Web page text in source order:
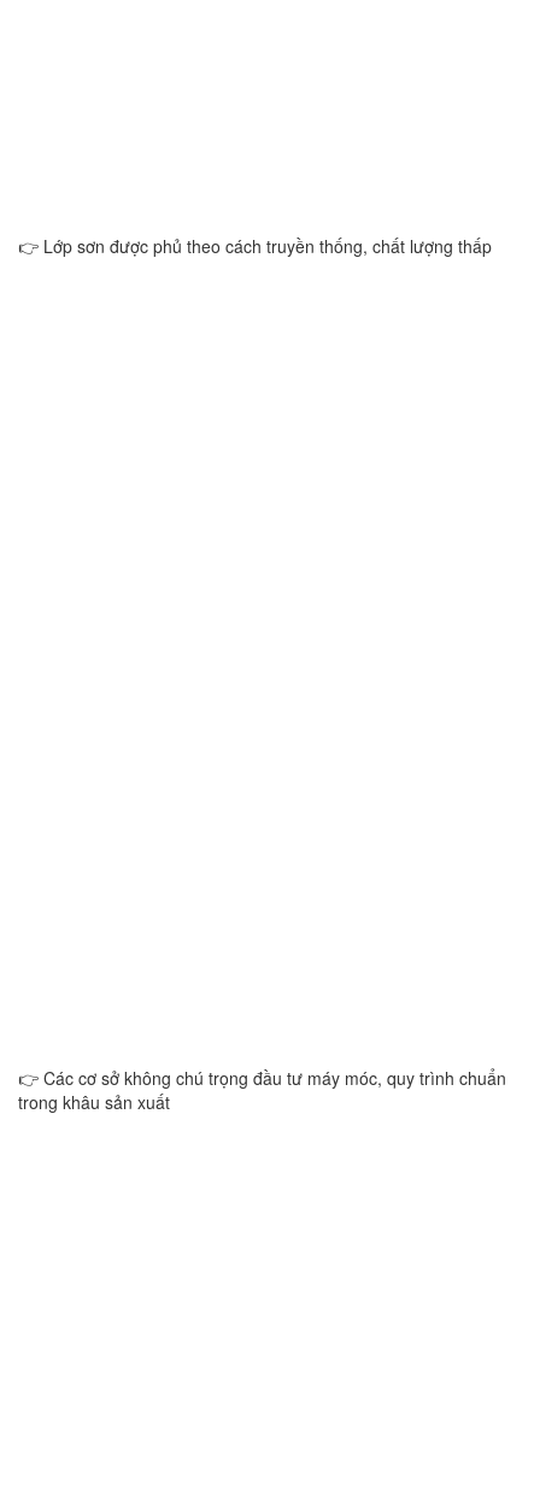
👉 Lớp sơn được phủ theo cách truyền thống, chất lượng thấp
👉 Các cơ sở không chú trọng đầu tư máy móc, quy trình chuẩn
trong khâu sản xuất